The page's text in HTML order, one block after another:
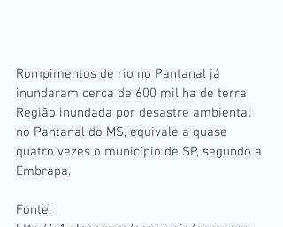
Rompimentos de rio no Pantanal já
inundaram cerca de 600 mil ha de terra
Região inundada por desastre ambiental
no Pantanal do MS, equivale a quase
quatro vezes o município de SP, segundo a
Embrapa.
Fonte: